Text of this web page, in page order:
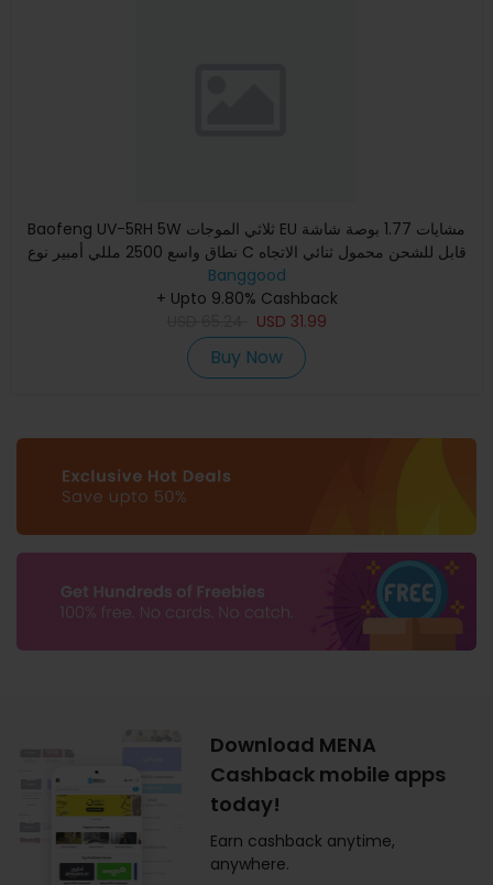
Baofeng UV-5RH 5W ثلاثي الموجات EU مشايات 1.77 بوصة شاشة
نطاق واسع 2500 مللي أمبير نوع C قابل للشحن محمول ثنائي الاتجاه
Banggood
+ Upto 9.80% Cashback
USD 31.99
Buy Now
Download MENA
Cashback mobile apps
today!
Earn cashback anytime,
anywhere.